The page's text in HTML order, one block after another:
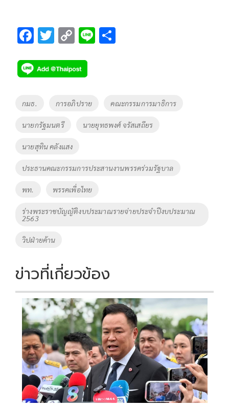
F
e
b
o
o
k
T
tt
er
C
p
y
Li
Li
Tags
กมธ. การอภิปราย คณะกรรมการมาธิการ
นายกรัฐมนตรี นายยุทธพงศ์ จรัสเสถียร
นายสุทิน คลังแสง
ประธานคณะกรรมการประสานงานพรรคร่วมรัฐบาล
พท. พรรคเพื่อไทย
ร่างพระราชบัญญัติงบประมาณรายจ่ายประจำปีงบประมาณ
2563
วิปฝ่ายค้าน
ข่าวที่เกี่ยวข้อง